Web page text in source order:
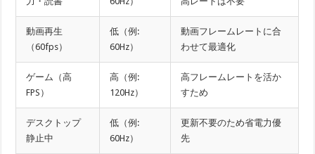
動画再生
（60fps）
低（例:
60Hz）
動画フレームレートに合
わせて最適化
ゲーム（高
FPS）
高（例:
120Hz）
高フレームレートを活か
すため
デスクトップ
静止中
低（例:
60Hz）
更新不要のため省電力優
先